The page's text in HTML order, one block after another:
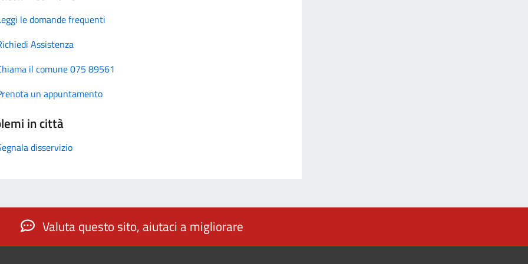
le domande frequenti
Assistenza
il comune 075 89561
un appuntamento
in città
disservizio
Valuta questo sito, aiutaci a migliorare